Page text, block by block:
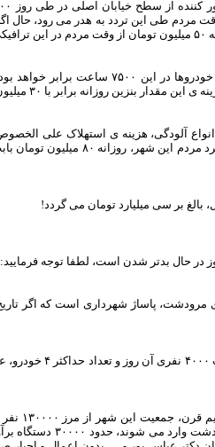
۷۵۰۰ ساعت از وقت مردم طی این تردد به هدر می
روزانه برابر با ۳۰ میلیون تومان خواهد شد.
آلودگی، هزینه ی استهلاک علی
مردم بگذریم، می توان
بر سی میلیارد تومان می گردد!
در حال بدتر شدن است، لطفا توجه فرمایید:
امروز
روستاها و دیگر